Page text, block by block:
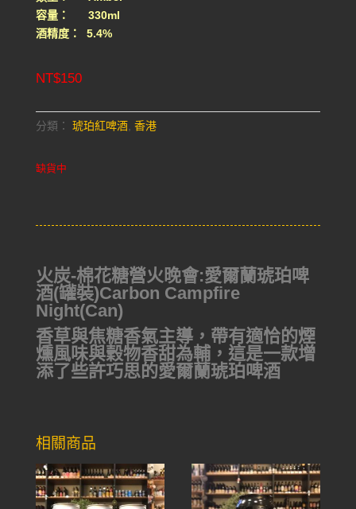
容量： 330ml
酒精度： 5.4%
NT$150
分類： 琥珀紅啤酒, 香港
缺貨中
火炭-棉花糖營火晚會:愛爾蘭琥珀啤
酒(罐裝)Carbon Campfire
Night(Can)
香草與焦糖香氣主導，帶有適恰的煙
燻風味與穀物香甜為輔，這是一款增
添了些許巧思的愛爾蘭琥珀啤酒
相關商品